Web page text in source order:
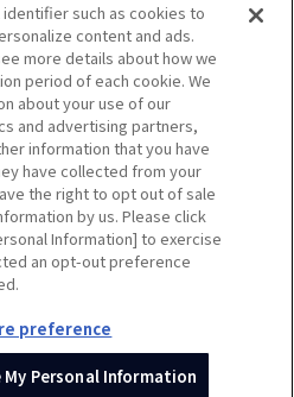
All rights reserved.
あるご質問
お問い合わせ
such as cookies to
content and ads.
more details about how we
period of each cookie. We
about your use of our
and advertising partners,
information that you have
have collected from your
the right to opt out of sale
by us. Please click
Information] to exercise
an opt-out preference
preference
My Personal Information